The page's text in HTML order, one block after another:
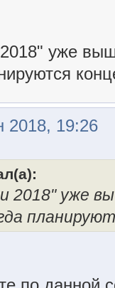
уже
19:26
2018" уже